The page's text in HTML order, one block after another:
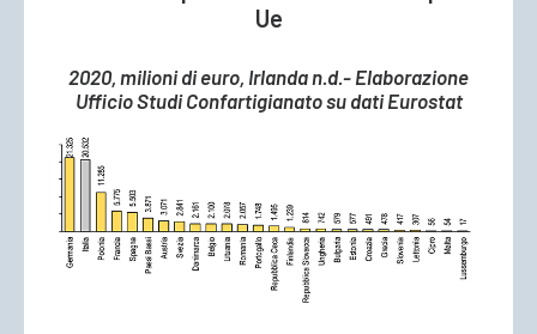
Ue
2020, milioni di euro, Irlanda n.d.- Elaborazione
Ufficio Studi Confartigianato su dati Eurostat